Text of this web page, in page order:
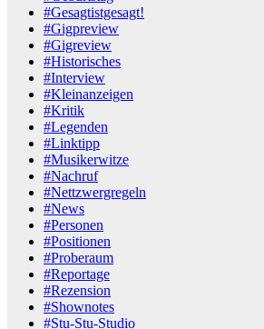
#Gesagtistgesagt!
#Gigpreview
#Gigreview
#Historisches
#Interview
#Kleinanzeigen
#Kritik
#Legenden
#Linktipp
#Musikerwitze
#Nachruf
#Nettzwergregeln
#News
#Personen
#Positionen
#Proberaum
#Reportage
#Rezension
#Shownotes
#Stu-Stu-Studio